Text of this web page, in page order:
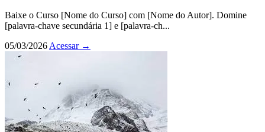
Baixe o Curso [Nome do Curso] com [Nome do Autor]. Domine
[palavra-chave secundária 1] e [palavra-ch...
05/03/2026 Acessar →